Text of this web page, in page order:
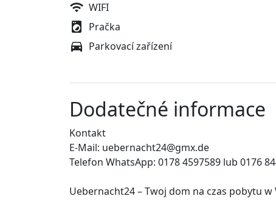
WIFI
Pračka
Parkovací zařízení
Dodatečné informace
Kontakt
E-Mail: uebernacht24@gmx.de
Telefon WhatsApp: 0178 4597589 lub 0176
Uebernacht24 – Twoj dom na czas pobytu